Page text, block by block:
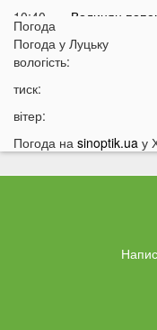
10:40
Волинян
10:15
На Луцьк
Біля Луцька
публікують
Астрологи
Врожай під
Погода
Погода у Луцьку
вологість:
тиск:
вітер:
Погода на sinoptik.ua у